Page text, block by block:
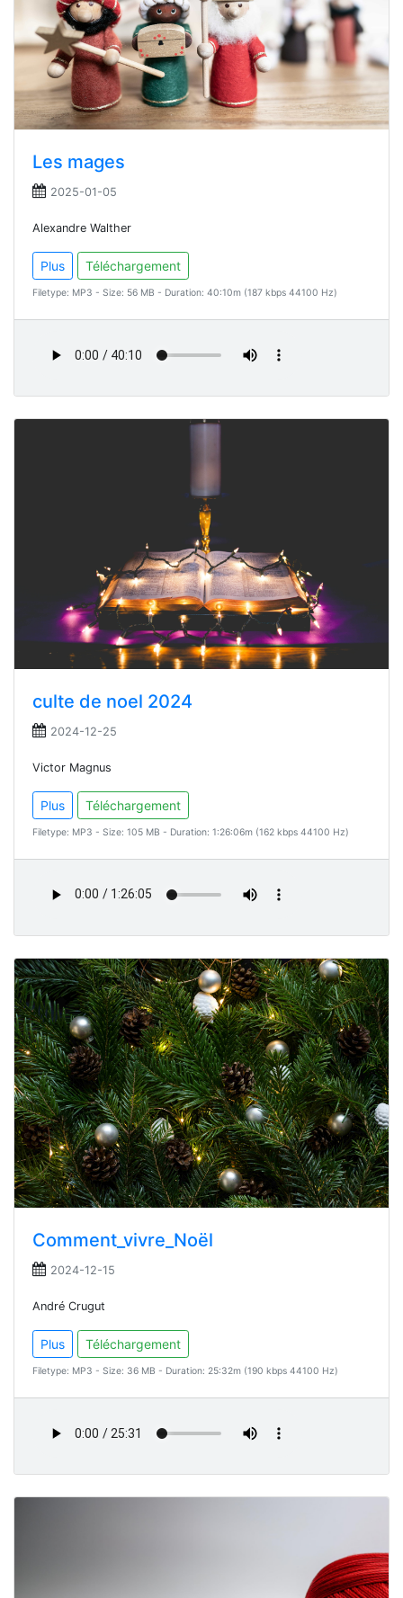
Les mages
2025-01-05
Alexandre Walther
Plus Téléchargement
Filetype: MP3 - Size: 56 MB - Duration: 40:10m (187 kbps 44100 Hz)
culte de noel 2024
2024-12-25
Victor Magnus
Plus Téléchargement
Filetype: MP3 - Size: 105 MB - Duration: 1:26:06m (162 kbps 44100 Hz)
Comment_vivre_Noël
2024-12-15
André Crugut
Plus Téléchargement
Filetype: MP3 - Size: 36 MB - Duration: 25:32m (190 kbps 44100 Hz)